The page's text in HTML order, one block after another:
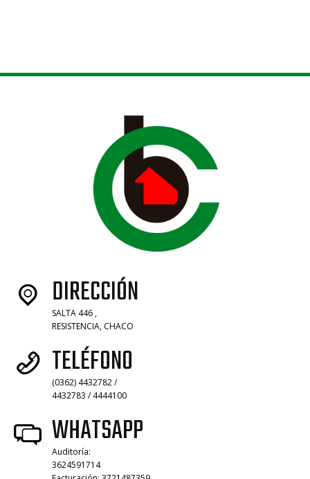
DIRECCIÓN
SALTA 446 ,
RESISTENCIA, CHACO
TELÉFONO
(0362) 4432782 /
4432783 / 4444100
WHATSAPP
Auditoría:
3624591714